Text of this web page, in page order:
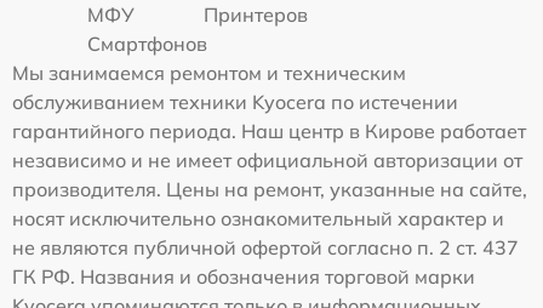
МФУ
Принтеров
Смартфонов
Мы занимаемся ремонтом и техническим
обслуживанием техники Kyocera по истечении
гарантийного периода. Наш центр в Кирове работает
независимо и не имеет официальной авторизации от
производителя. Цены на ремонт, указанные на сайте,
носят исключительно ознакомительный характер и
не являются публичной офертой согласно п. 2 ст. 437
ГК РФ. Названия и обозначения торговой марки